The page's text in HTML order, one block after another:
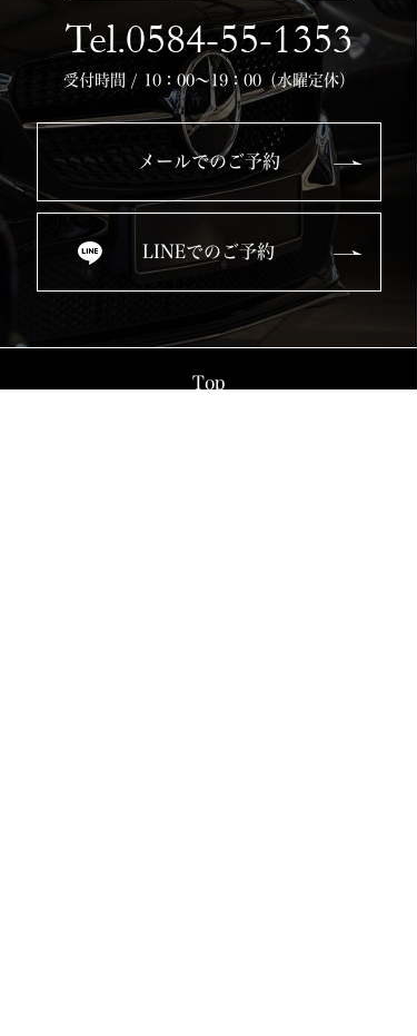
Tel.0584-55-1353
受付時間 / 10：00～19：00（水曜定休）
メールでのご予約
LINEでのご予約
Top